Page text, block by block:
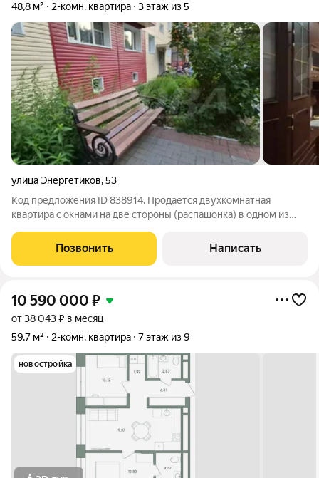
48,8 м² 2-комн. квартира 3 этаж из 5
улица Энергетиков,53
Код предложения ID 838914. Продаётся двухкомнатная
квартира с окнами на две стороны (распашонка) в одном из
которых есть выход на застеклённый балкон. Кухня с
кухонным гарнитуром. Санузел
Позвонить Написать
10 590 000 ₽
от 38 043 ₽ в месяц
59,7 м²
2-комн. квартира 7 этаж из 9
новостройка